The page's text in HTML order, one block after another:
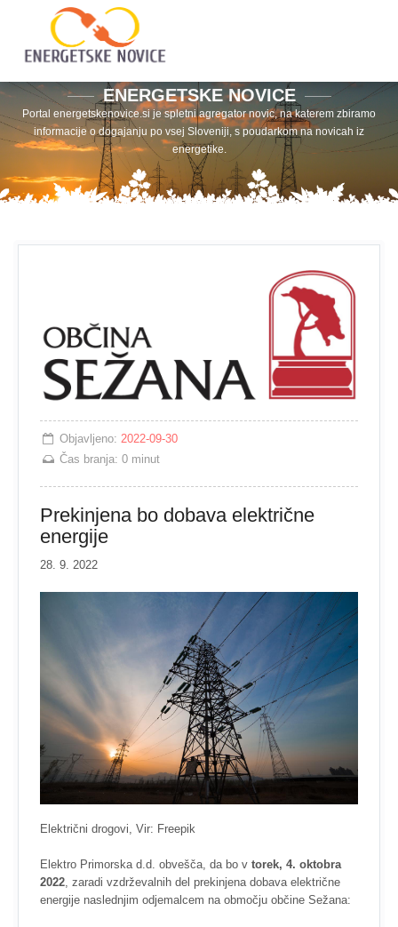
ENERGETSKE NOVICE
Portal energetskenovice.si je spletni agregator novic, na katerem zbiramo
informacije o dogajanju po vsej Sloveniji, s poudarkom na novicah iz
energetike.
Objavljeno:2022-09-30
Čas branja:0 minut
Prekinjena bo dobava električne
energije
28. 9. 2022
Električni drogovi, Vir: Freepik
Elektro Primorska d.d. obvešča, da bo v torek, 4. oktobra
2022 , zaradi vzdrževalnih del prekinjena dobava električne
energije naslednjim odjemalcem na območju občine Sežana: